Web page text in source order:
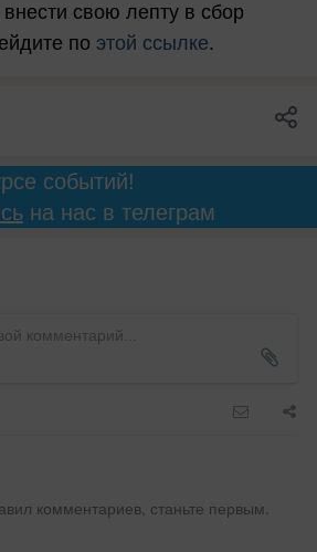
свою лепту в сбор
по этой ссылке.
событий!
на нас в телеграм
комментариев, станьте первым.